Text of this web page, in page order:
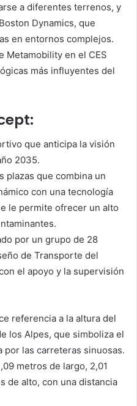
a diferentes terrenos, y
Dynamics, que
en entornos complejos.
Metamobility en el CES
más influyentes del
que anticipa la visión
2035.
plazas que combina un
con una tecnología
le permite ofrecer un alto
por un grupo de 28
de Transporte del
el apoyo y la supervisión
referencia a la altura del
los Alpes, que simboliza el
por las carreteras sinuosas.
metros de largo, 2,01
de alto, con una distancia